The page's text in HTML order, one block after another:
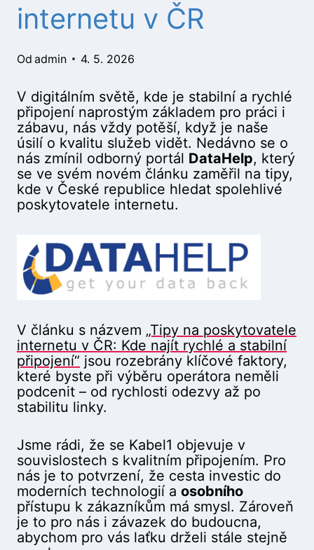
internetu v ČR
Od admin 4. 5. 2026
V digitálním světě, kde je stabilní a rychlé
připojení naprostým základem pro práci i
zábavu, nás vždy potěší, když je naše
úsilí o kvalitu služeb vidět. Nedávno se o
nás zmínil odborný portál DataHelp, který
se ve svém novém článku zaměřil na tipy,
kde v České republice hledat spolehlivé
poskytovatele internetu.
V článku s názvem „Tipy na poskytovatele
internetu v ČR: Kde najít rychlé a stabilní
připojení“ jsou rozebrány klíčové faktory,
které byste při výběru operátora neměli
podcenit – od rychlosti odezvy až po
stabilitu linky.
Jsme rádi, že se Kabel1 objevuje v
souvislostech s kvalitním připojením. Pro
nás je to potvrzení, že cesta investic do
moderních technologií a osobního
přístupu k zákazníkům má smysl. Zároveň
je to pro nás i závazek do budoucna,
abychom pro vás laťku drželi stále stejně